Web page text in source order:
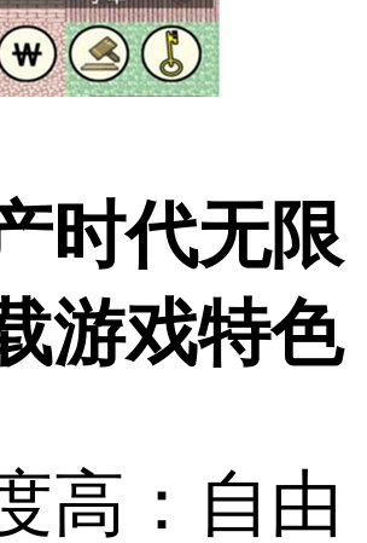
时代无限
游戏特色
高：自由